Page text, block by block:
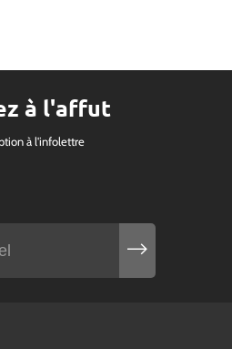
à l'affut
à l'infolettre